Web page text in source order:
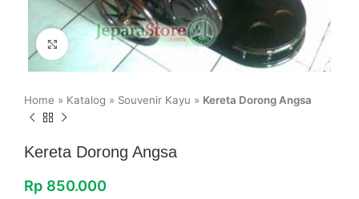
Click to enlarge
Home » Katalog » Souvenir Kayu » Kereta Dorong Angsa
Kereta Dorong Angsa
Rp 850.000